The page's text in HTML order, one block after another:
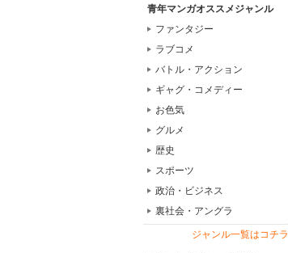
青年マンガオススメジャンル
ファンタジー
ラブコメ
バトル・アクション
ギャグ・コメディー
お色気
グルメ
歴史
スポーツ
政治・ビジネス
裏社会・アングラ
ジャンル一覧はコチラ